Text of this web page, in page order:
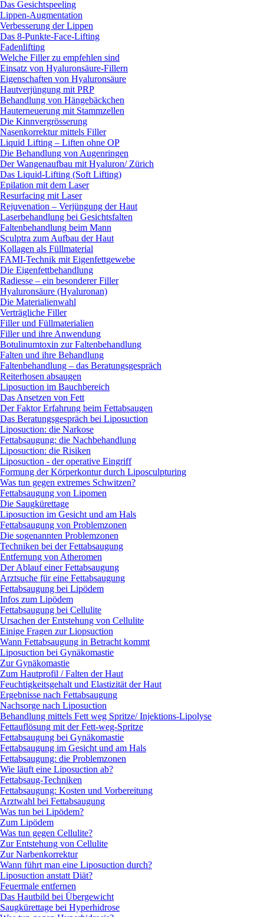
Das Gesichtspeeling
Lippen-Augmentation
Verbesserung der Lippen
Das 8-Punkte-Face-Lifting
Fadenlifting
Welche Filler zu empfehlen sind
Einsatz von Hyaluronsäure-Fillern
Eigenschaften von Hyaluronsäure
Hautverjüngung mit PRP
Behandlung von Hängebäckchen
Hauterneuerung mit Stammzellen
Die Kinnvergrösserung
Nasenkorrektur mittels Filler
Liquid Lifting – Liften ohne OP
Die Behandlung von Augenringen
Der Wangenaufbau mit Hyaluron/ Zürich
Das Liquid-Lifting (Soft Lifting)
Epilation mit dem Laser
Resurfacing mit Laser
Rejuvenation – Verjüngung der Haut
Laserbehandlung bei Gesichtsfalten
Faltenbehandlung beim Mann
Sculptra zum Aufbau der Haut
Kollagen als Füllmaterial
FAMI-Technik mit Eigenfettgewebe
Die Eigenfettbehandlung
Radiesse – ein besonderer Filler
Hyaluronsäure (Hyaluronan)
Die Materialienwahl
Verträgliche Filler
Filler und Füllmaterialien
Filler und ihre Anwendung
Botulinumtoxin zur Faltenbehandlung
Falten und ihre Behandlung
Faltenbehandlung – das Beratungsgespräch
Reiterhosen absaugen
Liposuction im Bauchbereich
Das Ansetzen von Fett
Der Faktor Erfahrung beim Fettabsaugen
Das Beratungsgespräch bei Liposuction
Liposuction: die Narkose
Fettabsaugung: die Nachbehandlung
Liposuction: die Risiken
Liposuction - der operative Eingriff
Formung der Körperkontur durch Liposculpturing
Was tun gegen extremes Schwitzen?
Fettabsaugung von Lipomen
Die Saugkürettage
Liposuction im Gesicht und am Hals
Fettabsaugung von Problemzonen
Die sogenannten Problemzonen
Techniken bei der Fettabsaugung
Entfernung von Atheromen
Der Ablauf einer Fettabsaugung
Arztsuche für eine Fettabsaugung
Fettabsaugung bei Lipödem
Infos zum Lipödem
Fettabsaugung bei Cellulite
Ursachen der Entstehung von Cellulite
Einige Fragen zur Liopsuction
Wann Fettabsaugung in Betracht kommt
Liposuction bei Gynäkomastie
Zur Gynäkomastie
Zum Hautprofil / Falten der Haut
Feuchtigkeitsgehalt und Elastizität der Haut
Ergebnisse nach Fettabsaugung
Nachsorge nach Liposuction
Behandlung mittels Fett weg Spritze/ Injektions-Lipolyse
Fettauflösung mit der Fett-weg-Spritze
Fettabsaugung bei Gynäkomastie
Fettabsaugung im Gesicht und am Hals
Fettabsaugung: die Problemzonen
Wie läuft eine Liposuction ab?
Fettabsaug-Techniken
Fettabsaugung: Kosten und Vorbereitung
Arztwahl bei Fettabsaugung
Was tun bei Lipödem?
Zum Lipödem
Was tun gegen Cellulite?
Zur Entstehung von Cellulite
Zur Narbenkorrektur
Wann führt man eine Liposuction durch?
Liposuction anstatt Diät?
Feuermale entfernen
Das Hautbild bei Übergewicht
Saugkürettage bei Hyperhidrose